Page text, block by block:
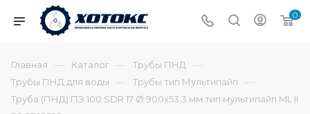
0
Главная — Каталог — Трубы ПНД —
Трубы ПНД для воды — Трубы тип Мультипайп —
Труба (ПНД) ПЭ 100 SDR 17 Ø 900х53,3 мм тип мультипайп ML II